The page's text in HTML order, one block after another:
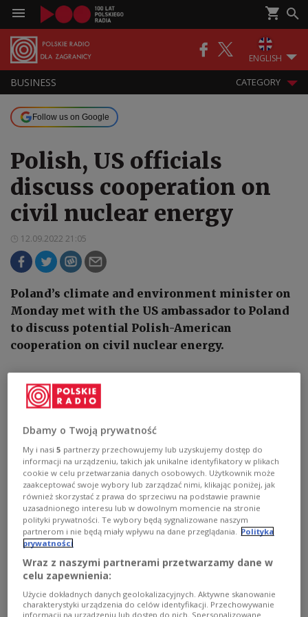
ENGLISH
BUSINESS CATEGORY
Follow us on Google
Polish, US officials
discuss cooperation on
civil nuclear energy
12.09.2022 21:05
Poland’s climate and environment minister on
Monday met with the US ambassador to Poland
to discuss potential Polish-American
cooperation on civil nuclear energy.
Poland’s Climate and Environment Minister Anna Moskwa on Monday met
Polish-American cooperation on civil nuclear energy, news outlets
reported.
PAP/EPA/Olivier Hoslet
Anna MoskwaandMark Brzezinskiwere joined by
Dbamy o Twoją prywatność
My i nasi5 partnerzy przechowujemy lub uzyskujemy dostęp do
informacji na urządzeniu, takich jak unikalne identyfikatory w plikach
cookie w celu przetwarzania danych osobowych. Użytkownik może
zaakceptować swoje wybory lub zarządzać nimi, klikając poniżej, jak
również skorzystać z prawa do sprzeciwu na podstawie prawnie
uzasadnionego interesu lub w dowolnym momencie na stronie
polityki prywatności. Te wybory będą sygnalizowane naszym
partnerom i nie będą miały wpływu na dane przeglądania. Polityka
prywatności
Wraz z naszymi partnerami przetwarzamy dane w
celu zapewnienia:
Użycie dokładnych danych geolokalizacyjnych. Aktywne skanowanie
charakterystyki urządzenia do celów identyfikacji. Przechowywanie
informacji na urządzeniu lub dostęp do nich. Spersonalizowane